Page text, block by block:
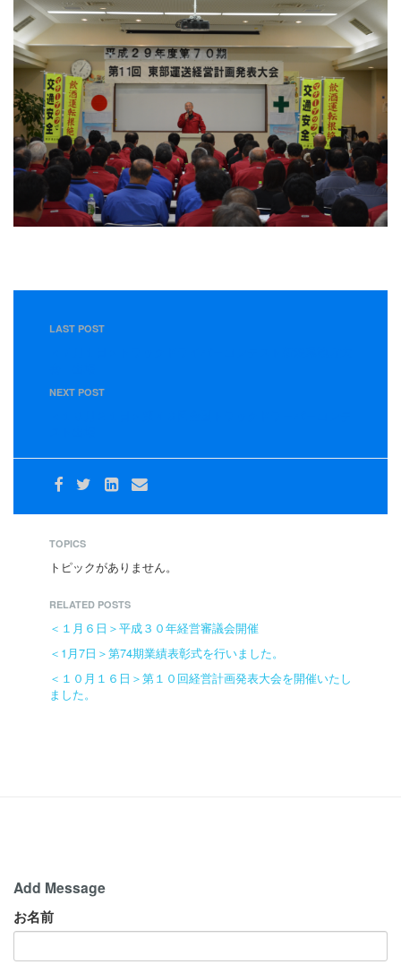
LAST POST
NEXT POST
TOPICS
トピックがありません。
RELATED POSTS
＜１月６日＞平成３０年経営審議会開催
＜1月7日＞第74期業績表彰式を行いました。
＜１０月１６日＞第１０回経営計画発表大会を開催いたし
ました。
Add Message
お名前